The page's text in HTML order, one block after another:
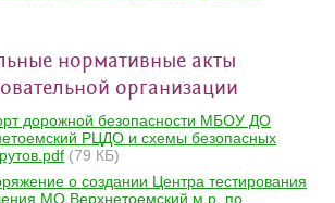
нормативные акты
организации
дорожной безопасности МБОУ ДО
РЦДО и схемы безопасных
(79 КБ)
о создании Центра тестирования
МО Верхнетоемский м.р. по